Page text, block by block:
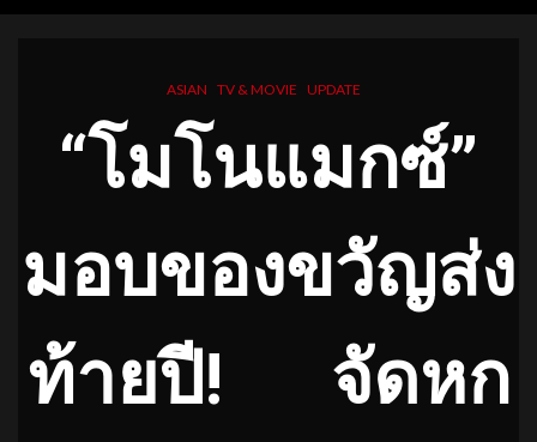
ASIAN TV & MOVIE UPDATE
“โมโนแมกซ์”
มอบของขวัญส่ง
ท้ายปี!
จัดหก